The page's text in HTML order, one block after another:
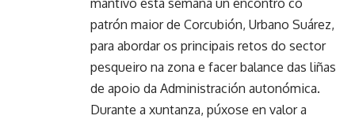
patrón maior de Corcubión, Urbano Suárez,
para abordar os principais retos do sector
pesqueiro na zona e facer balance das liñas
de apoio da Administración autonómica.
Durante a xuntanza, púxose en valor a